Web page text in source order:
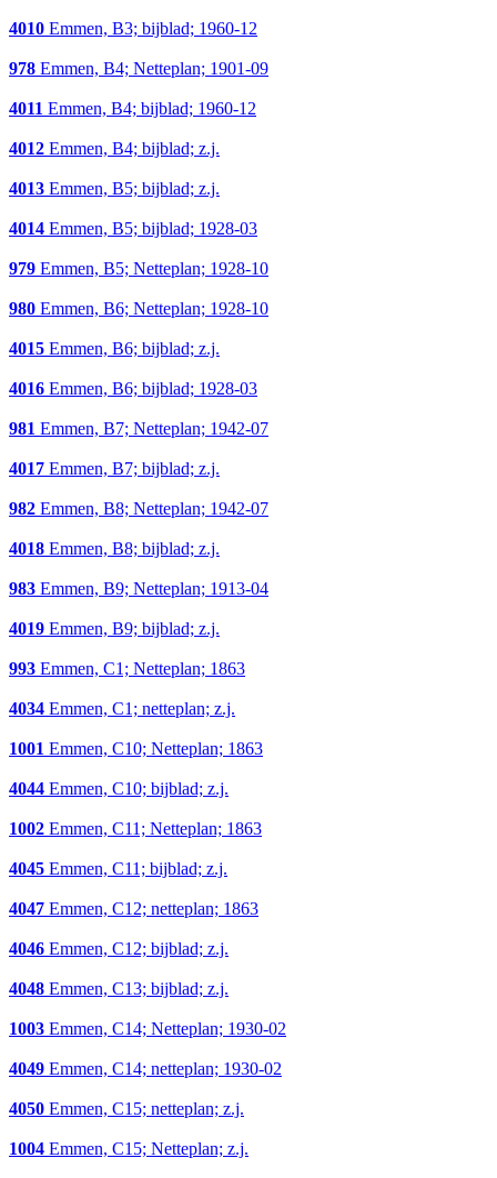
4010 Emmen, B3; bijblad; 1960-12
978 Emmen, B4; Netteplan; 1901-09
4011 Emmen, B4; bijblad; 1960-12
4012 Emmen, B4; bijblad; z.j.
4013 Emmen, B5; bijblad; z.j.
4014 Emmen, B5; bijblad; 1928-03
979 Emmen, B5; Netteplan; 1928-10
980 Emmen, B6; Netteplan; 1928-10
4015 Emmen, B6; bijblad; z.j.
4016 Emmen, B6; bijblad; 1928-03
981 Emmen, B7; Netteplan; 1942-07
4017 Emmen, B7; bijblad; z.j.
982 Emmen, B8; Netteplan; 1942-07
4018 Emmen, B8; bijblad; z.j.
983 Emmen, B9; Netteplan; 1913-04
4019 Emmen, B9; bijblad; z.j.
993 Emmen, C1; Netteplan; 1863
4034 Emmen, C1; netteplan; z.j.
1001 Emmen, C10; Netteplan; 1863
4044 Emmen, C10; bijblad; z.j.
1002 Emmen, C11; Netteplan; 1863
4045 Emmen, C11; bijblad; z.j.
4047 Emmen, C12; netteplan; 1863
4046 Emmen, C12; bijblad; z.j.
4048 Emmen, C13; bijblad; z.j.
1003 Emmen, C14; Netteplan; 1930-02
4049 Emmen, C14; netteplan; 1930-02
4050 Emmen, C15; netteplan; z.j.
1004 Emmen, C15; Netteplan; z.j.